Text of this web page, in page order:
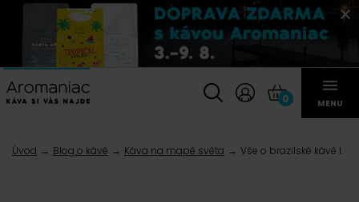
0 MENU
Úvod Blog o kávě Káva na mapě světa Vše o brazilské kávě I.